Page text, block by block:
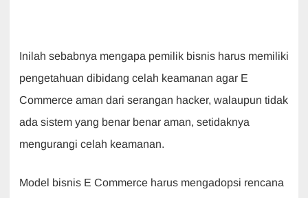
Inilah sebabnya mengapa pemilik bisnis harus memiliki
pengetahuan dibidang celah keamanan agar E
Commerce aman dari serangan hacker, walaupun tidak
ada sistem yang benar benar aman, setidaknya
mengurangi celah keamanan.
Model bisnis E Commerce harus mengadopsi rencana